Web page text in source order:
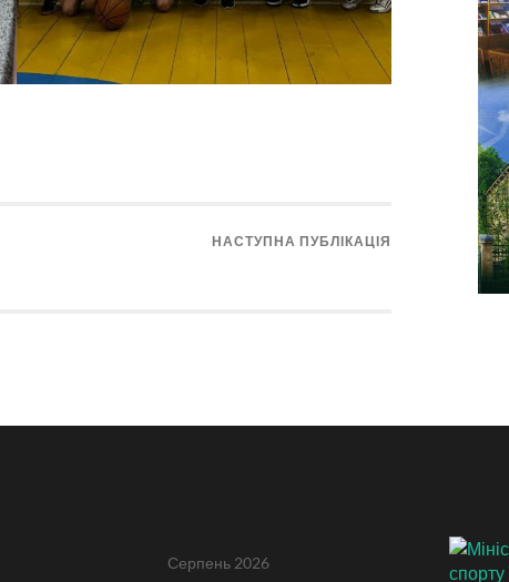
НАСТУПНА ПУБЛІКАЦІЯ
Серпень 2026